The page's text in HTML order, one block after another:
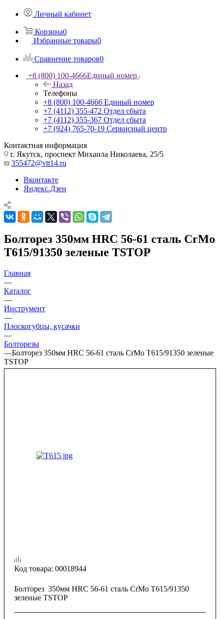
Личный кабинет
Корзина0
Избранные товары0
Сравнение товаров0
+8 (800) 100-4666Единый номер
Назад
Телефоны
+8 (800) 100-4666 Единый номер
+7 (4112) 355-472 Отдел сбыта
+7 (4112) 355-367 Отдел сбыта
+7 (924) 765-70-19 Сервисный центр
Контактная информация
г. Якутск, проспект Михаила Николаева, 25/5
355472@vtt14.ru
Вконтакте
Яндекс.Дзен
Болторез 350мм HRC 56-61 сталь CrMo
T615/91350 зеленые TSTOP
Главная
—
Каталог
—
Инструмент
—
Плоскогубцы, кусачки
—
Болторезы
—Болторез 350мм HRC 56-61 сталь CrMo T615/91350 зеленые
TSTOP
Код товара: 00018944
Болторез 350мм HRC 56-61 сталь CrMo T615/91350
зеленые TSTOP